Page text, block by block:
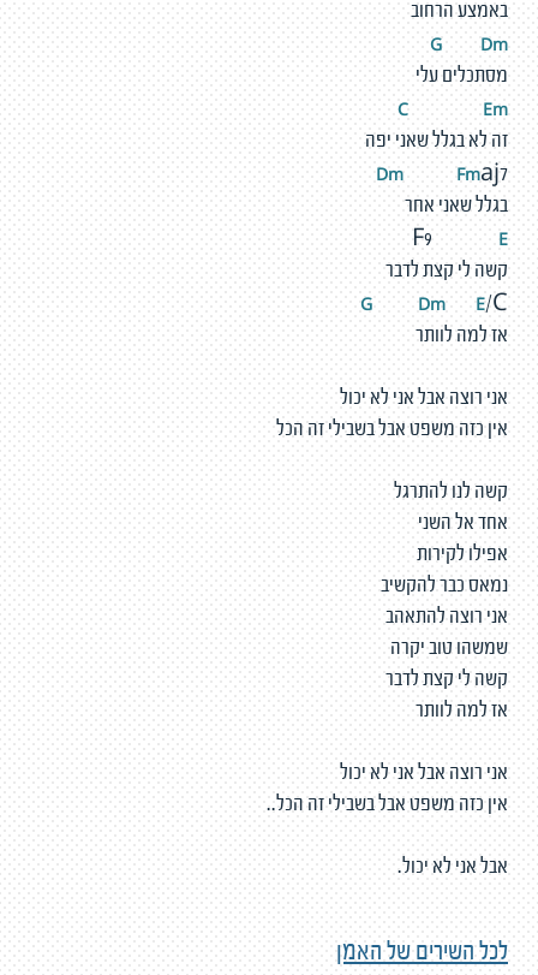
באמצע הרחוב
G Dm
מסתכלים עלי
C Em
זה לא בגלל שאני יפה
Dm Fmaj7
בגלל שאני אחר
F9
E
קשה לי קצת לדבר
G Dm E/C
אז למה לוותר
אני רוצה אבל אני לא יכול
אין כזה משפט אבל בשבילי זה הכל
קשה לנו להתרגל
אחד אל השני
אפילו לקירות
נמאס כבר להקשיב
אני רוצה להתאהב
שמשהו טוב יקרה
קשה לי קצת לדבר
אז למה לוותר
אני רוצה אבל אני לא יכול
אין כזה משפט אבל בשבילי זה הכל..
אבל אני לא יכול.
לכל השירים של האמן